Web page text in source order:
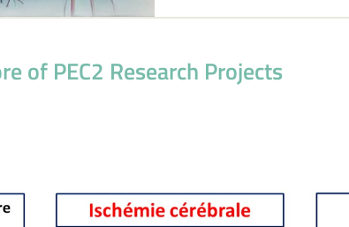
of PEC2 Research Projects